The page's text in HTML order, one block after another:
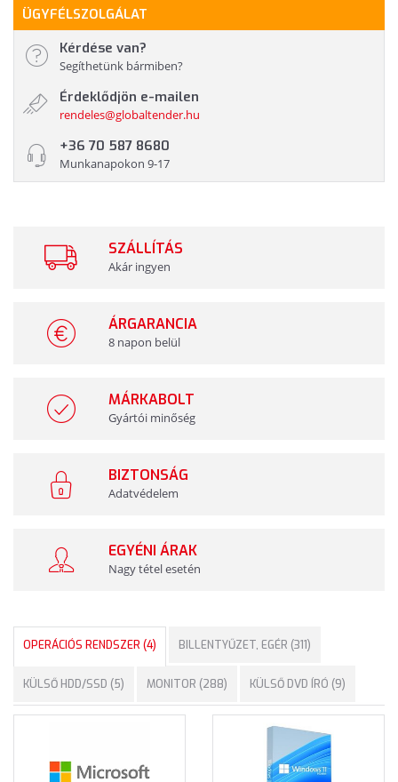
ÜGYFÉLSZOLGÁLAT
Kérdése van?
Segíthetünk bármiben?
Érdeklődjön e-mailen
rendeles@globaltender.hu
+36 70 587 8680
Munkanapokon 9-17
SZÁLLÍTÁS
Akár ingyen
ÁRGARANCIA
8 napon belül
MÁRKABOLT
Gyártói minőség
BIZTONSÁG
Adatvédelem
EGYÉNI ÁRAK
Nagy tétel esetén
OPERÁCIÓS RENDSZER (4) BILLENTYŰZET, EGÉR (311)
KÜLSŐ HDD/SSD (5) MONITOR (288) KÜLSŐ DVD ÍRÓ (9)